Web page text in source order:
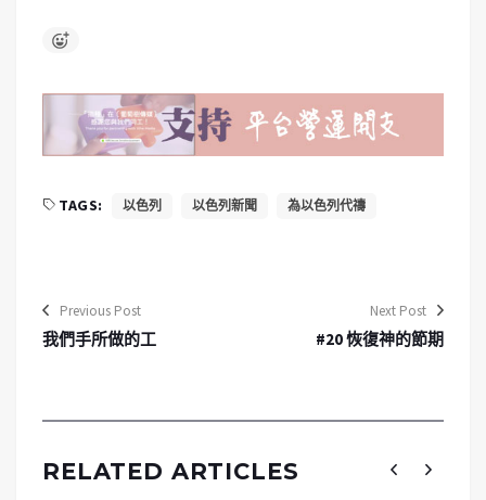
TAGS: 以色列 以色列新聞 為以色列代禱
Previous Post
我們手所做的工
Next Post
#20 恢復神的節期
RELATED ARTICLES